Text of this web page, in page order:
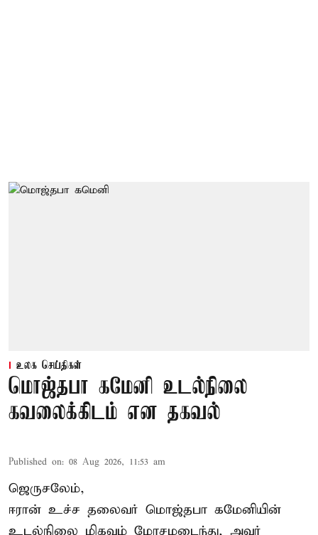
உலக செய்திகள்
மொஜ்தபா கமேனி உடல்நிலை
கவலைக்கிடம் என தகவல்
Published on: 08 Aug 2026, 11:53 am
ஜெருசலேம்,
ஈரான் உச்ச தலைவர் மொஜ்தபா கமேனியின்
உடல்நிலை மிகவும் மோசமடைந்து, அவர்